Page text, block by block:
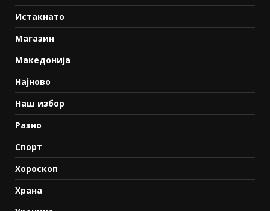
Истакнато
Магазин
Македонија
Најново
Наш избор
Разно
Спорт
Хороскоп
Храна